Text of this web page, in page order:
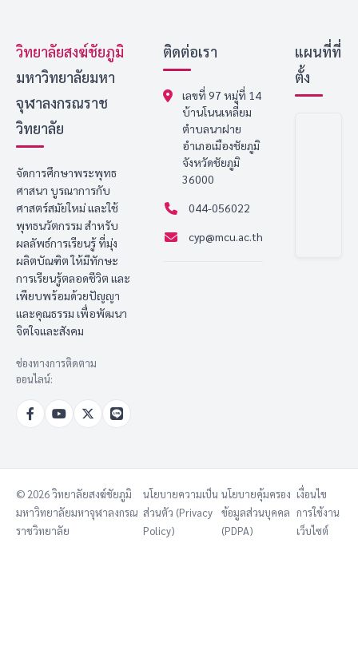
วิทยาลัยสงฆ์ชัยภูมิ
มหาวิทยาลัยมหา
จุฬาลงกรณราช
วิทยาลัย
จัดการศึกษาพระพุทธ
ศาสนา บูรณาการกับ
ศาสตร์สมัยใหม่ และใช้
พุทธนวัตกรรม สำหรับ
ผลลัพธ์การเรียนรู้ ที่มุ่ง
ผลิตบัณฑิต ให้มีทักษะ
การเรียนรู้ตลอดชีวิต และ
เพียบพร้อมด้วยปัญญา
และคุณธรรม เพื่อพัฒนา
จิตใจและสังคม
ช่องทางการติดตาม
ออนไลน์:
ติดต่อเรา
เลขที่ 97 หมู่ที่ 14
บ้านโนนเหลี่ยม
ตำบลนาฝาย
อำเภอเมืองชัยภูมิ
จังหวัดชัยภูมิ
36000
044-056022
cyp@mcu.ac.th
แผนที่ที่
ตั้ง
© 2026 วิทยาลัยสงฆ์ชัยภูมิ
มหาวิทยาลัยมหาจุฬาลงกรณ
ราชวิทยาลัย
นโยบายความเป็น
ส่วนตัว (Privacy
Policy)
นโยบายคุ้มครอง
ข้อมูลส่วนบุคคล
(PDPA)
เงื่อนไข
การใช้งาน
เว็บไซต์